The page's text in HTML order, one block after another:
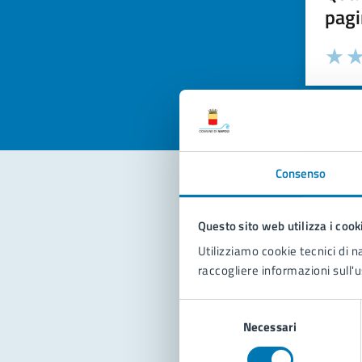
Consenso
Questo sito web utilizza i
Utilizziamo cookie tecnici di
raccogliere informazioni
Necessari
Valuta